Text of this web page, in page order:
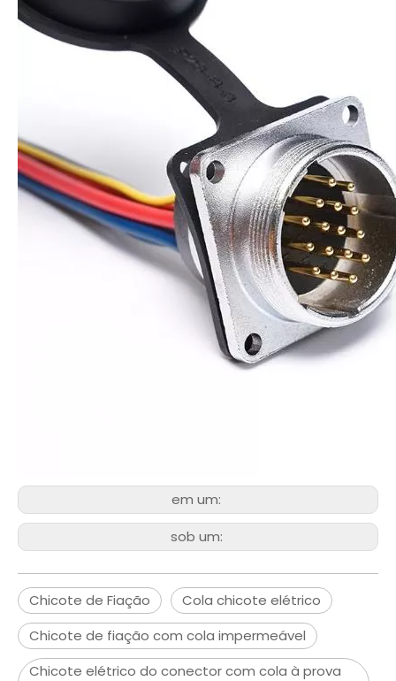
em um:
sob um:
Chicote de Fiação
Cola chicote elétrico
Chicote de fiação com cola impermeável
Chicote elétrico do conector com cola à prova